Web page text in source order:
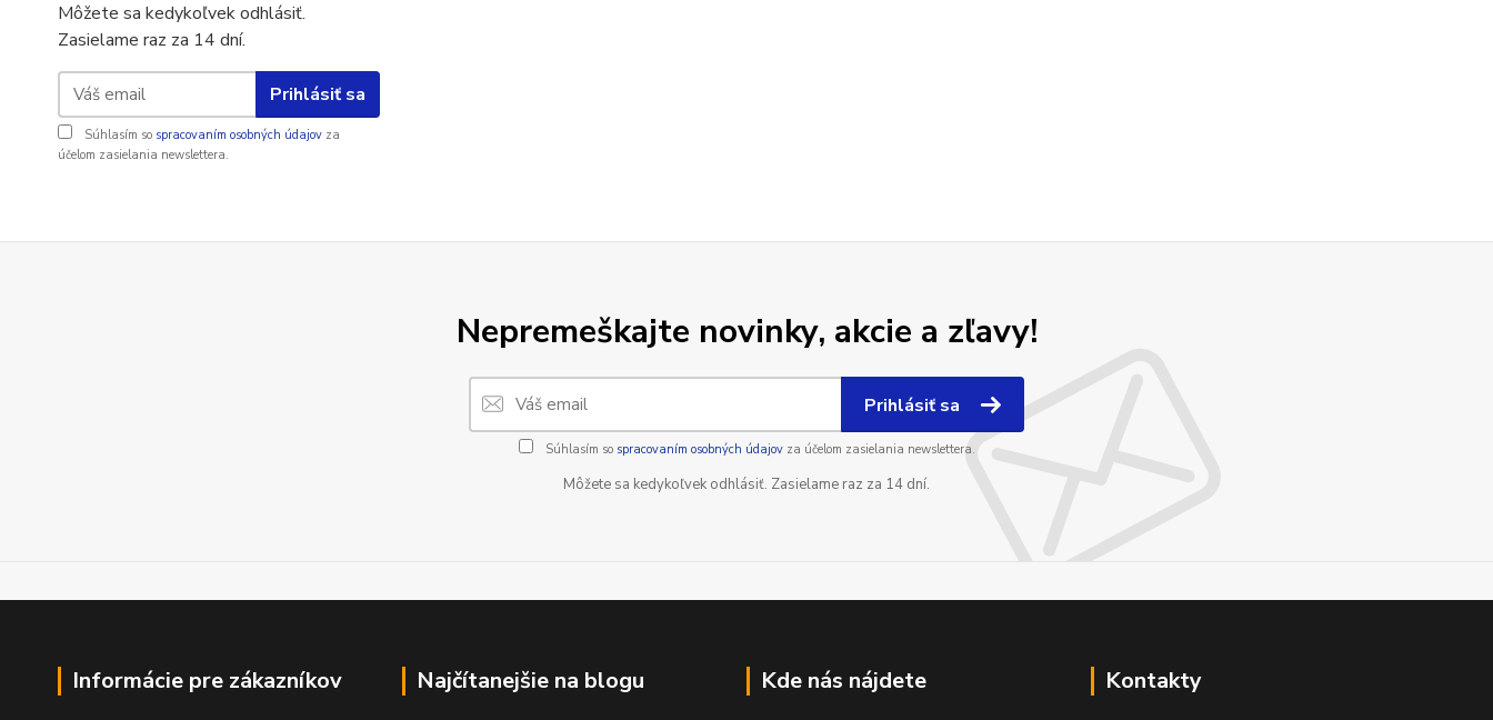
Môžete sa kedykoľvek odhlásiť.
Zasielame raz za 14 dní.
Prihlásiť sa
Súhlasím so spracovaním osobných údajov za
účelom zasielania newslettera.
Nepremeškajte novinky, akcie a zľavy!
Prihlásiť sa
Súhlasím so spracovaním osobných údajovza účelom zasielania newslettera.
Môžete sa kedykoľvek odhlásiť. Zasielame raz za 14 dní.
Informácie pre zákazníkov Najčítanejšie na blogu Kde nás nájdete Kontakty